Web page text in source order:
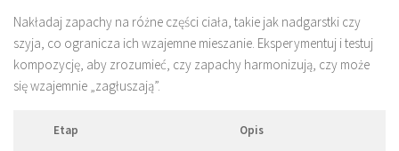
Nakładaj zapachy na różne części ciała, takie jak nadgarstki czy
szyja, co ogranicza ich wzajemne mieszanie. Eksperymentuj i testuj
kompozycję, aby zrozumieć, czy zapachy harmonizują, czy może
się wzajemnie „zagłuszają”.
Etap Opis